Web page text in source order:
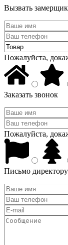
Вызвать
Пожалуйста,
Заказать звонок
Пожалуйста,
Письмо директору